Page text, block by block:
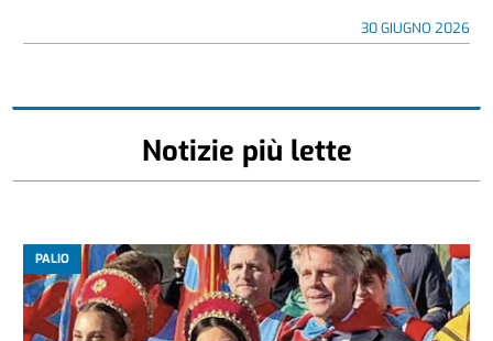
30 GIUGNO 2026
Notizie più lette
PALIO